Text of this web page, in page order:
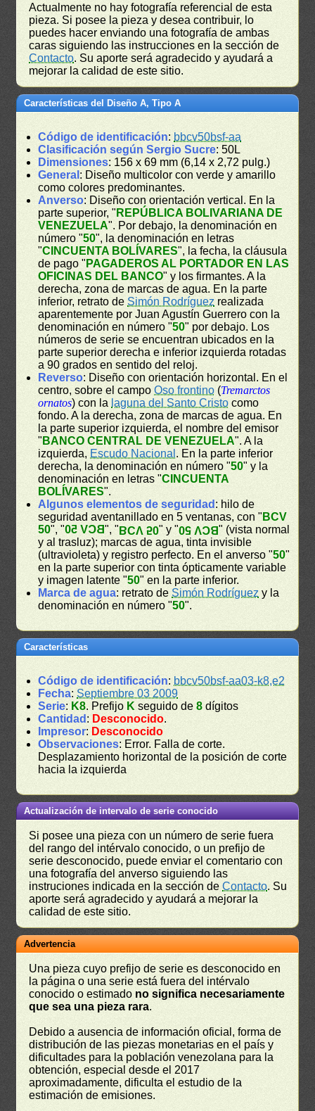
Actualmente no hay fotografía referencial de esta
pieza. Si posee la pieza y desea contribuir, lo
puedes hacer enviando una fotografía de ambas
caras siguiendo las instrucciones en la sección de
Contacto. Su aporte será agradecido y ayudará a
mejorar la calidad de este sitio.
Características del Diseño A, Tipo A
Código de identificación: bbcv50bsf-aa
Clasificación según Sergio Sucre: 50L
Dimensiones: 156 x 69 mm (6,14 x 2,72 pulg.)
General : Diseño multicolor con verde y amarillo
como colores predominantes.
Anverso: Diseño con orientación vertical. En la
parte superior, " REPÚBLICA BOLIVARIANA DE
VENEZUELA". Por debajo, la denominación en
número "50", la denominación en letras
"CINCUENTA BOLÍVARES", la fecha, la cláusula
de pago " PAGADEROS AL PORTADOR EN LAS
OFICINAS DEL BANCO" y los firmantes. A la
derecha, zona de marcas de agua. En la parte
inferior, retrato deSimón Rodríguez realizada
aparentemente por Juan Agustín Guerrero con la
denominación en número "50" por debajo. Los
números de serie se encuentran ubicados en la
parte superior derecha e inferior izquierda rotadas
a 90 grados en sentido del reloj.
Reverso: Diseño con orientación horizontal. En el
centro, sobre el campoOso frontino (Tremarctos
ornatos) con la laguna del Santo Cristo como
fondo. A la derecha, zona de marcas de agua. En
la parte superior izquierda, el nombre del emisor
" BANCO CENTRAL DE VENEZUELA". A la
izquierda, Escudo Nacional . En la parte inferior
derecha, la denominación en número "50" y la
denominación en letras "CINCUENTA
BOLÍVARES".
Algunos elementos de seguridad : hilo de
seguridad aventanillado en 5 ventanas, con " BCV
50", "BCV 50", "BCV 50" y "BCV 50" (vista normal
y al trasluz); marcas de agua, tinta invisible
(ultravioleta) y registro perfecto. En el anverso "50"
en la parte superior con tinta ópticamente variable
y imagen latente "50" en la parte inferior.
Marca de agua: retrato de Simón Rodríguez y la
denominación en número "50".
Características
Código de identificación: bbcv50bsf-aa03-k8,e2
Fecha:Septiembre 03 2009
Serie: K8. Prefijo K seguido de8 dígitos
Cantidad : Desconocido.
Impresor: Desconocido
Observaciones: Error. Falla de corte.
Desplazamiento horizontal de la posición de corte
hacia la izquierda
Actualización de intervalo de serie conocido
Si posee una pieza con un número de serie fuera
del rango del intérvalo conocido, o un prefijo de
serie desconocido, puede enviar el comentario con
una fotografía del anverso siguiendo las
instruciones indicada en la sección deContacto. Su
aporte será agradecido y ayudará a mejorar la
calidad de este sitio.
Advertencia
Una pieza cuyo prefijo de serie es desconocido en
la página o una serie está fuera del intérvalo
conocido o estimado no significa necesariamente
que sea una pieza rara.
Debido a ausencia de información oficial, forma de
distribución de las piezas monetarias en el país y
dificultades para la población venezolana para la
obtención, especial desde el 2017
aproximadamente, dificulta el estudio de la
estimación de emisiones.